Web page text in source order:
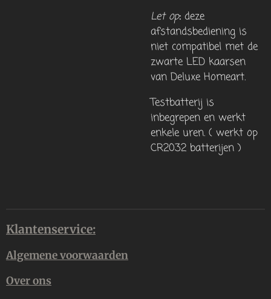
Let op: deze
afstandsbediening is
niet compatibel met de
zwarte LED kaarsen
van Deluxe Homeart.
Testbatterij is
inbegrepen en werkt
enkele uren. ( werkt op
CR2032 batterijen )
Klantenservice:
Algemene voorwaarden
Over ons